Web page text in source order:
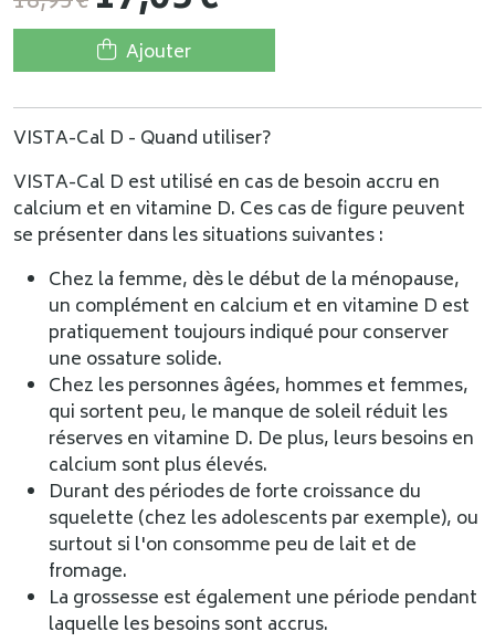
Ajouter
VISTA-Cal D - Quand utiliser?
VISTA-Cal D est utilisé en cas de besoin accru en
calcium et en vitamine D. Ces cas de figure peuvent
se présenter dans les situations suivantes :
Chez la femme, dès le début de la ménopause,
un complément en calcium et en vitamine D est
pratiquement toujours indiqué pour conserver
une ossature solide.
Chez les personnes âgées, hommes et femmes,
qui sortent peu, le manque de soleil réduit les
réserves en vitamine D. De plus, leurs besoins en
calcium sont plus élevés.
Durant des périodes de forte croissance du
squelette (chez les adolescents par exemple), ou
surtout si l'on consomme peu de lait et de
fromage.
La grossesse est également une période pendant
laquelle les besoins sont accrus.